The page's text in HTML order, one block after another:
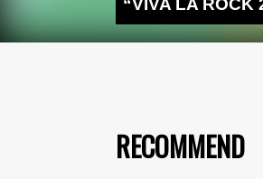
“VIVA LA ROCK
RECOMMEND